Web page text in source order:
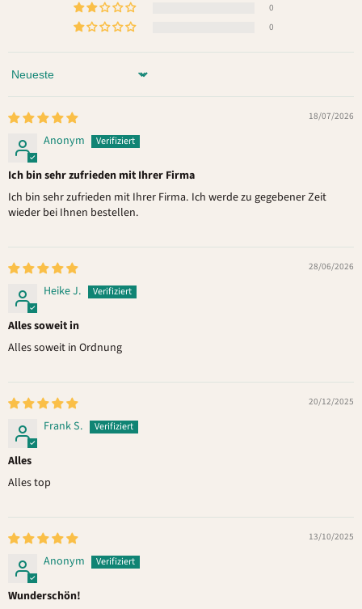
0
0
Sort by
18/07/2026
Anonym
Ich bin sehr zufrieden mit Ihrer Firma
Ich bin sehr zufrieden mit Ihrer Firma. Ich werde zu gegebener Zeit
wieder bei Ihnen bestellen.
28/06/2026
Heike J.
Alles soweit in
Alles soweit in Ordnung
20/12/2025
Frank S.
Alles
Alles top
13/10/2025
Anonym
Wunderschön!